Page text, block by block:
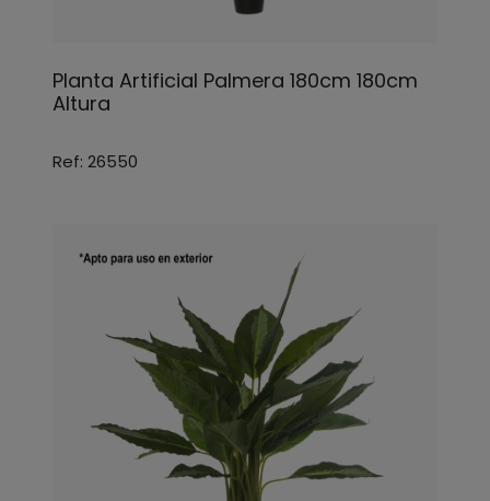
Planta Artificial Palmera 180cm 180cm
Altura
Ref: 26550